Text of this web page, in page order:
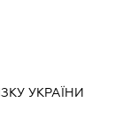
УКРАЇНИ